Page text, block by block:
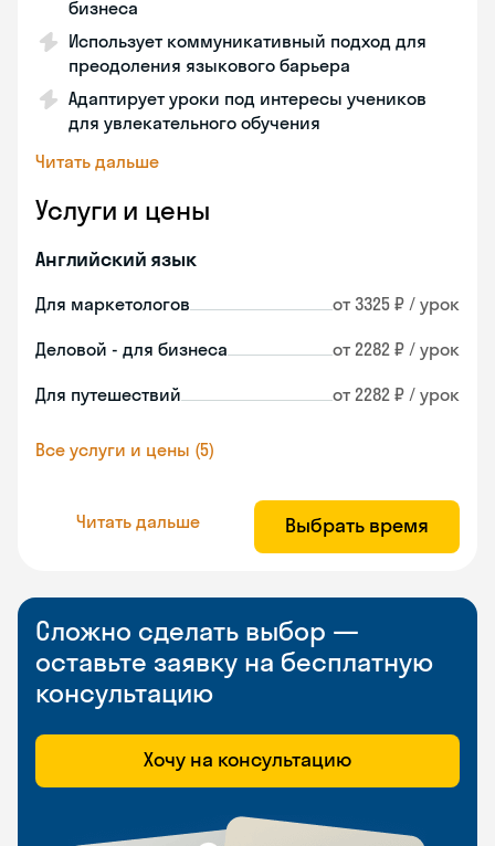
бизнеса
Использует коммуникативный подход для
преодоления языкового барьера
Адаптирует уроки под интересы учеников
для увлекательного обучения
Читать дальше
Услуги и цены
Английский язык
Для маркетологов от 3325 ₽ / урок
Деловой - для бизнеса от 2282 ₽ / урок
Для путешествий от 2282 ₽ / урок
Все услуги и цены (5)
Читать дальше Выбрать время
Сложно сделать выбор —
оставьте заявку на бесплатную
консультацию
Хочу на консультацию